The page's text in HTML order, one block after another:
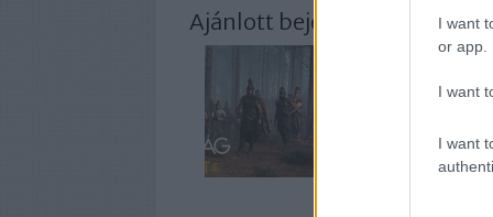
I want
or app.
I want
I want
Ajánlott bejegyzések: